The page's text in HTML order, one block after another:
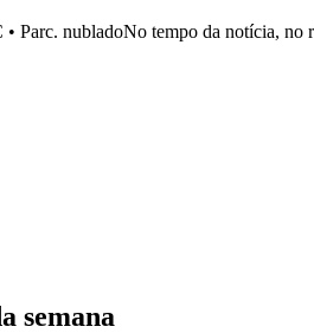
• Parc. nubladoNo tempo da notícia, no
semana